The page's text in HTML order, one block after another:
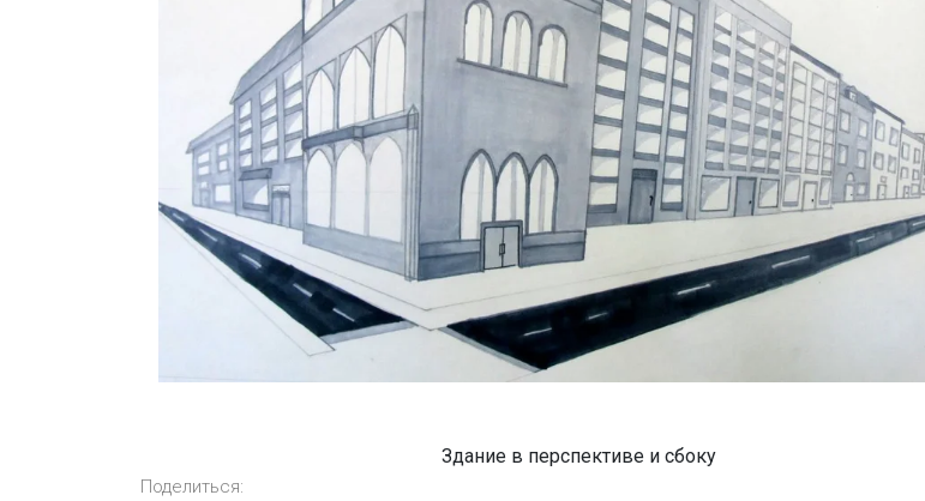
Здание в перспективе и сбоку
Поделиться: